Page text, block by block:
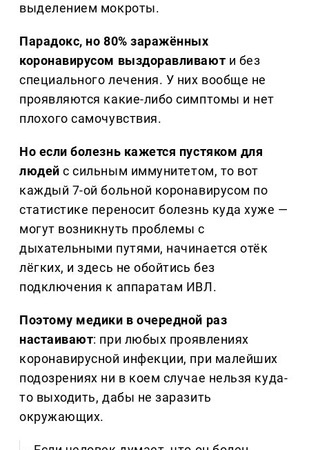
выделением мокроты.
Парадокс, но 80% заражённых
коронавирусом выздоравливают и без
специального лечения. У них вообще не
проявляются какие-либо симптомы и нет
плохого самочувствия.
Но если болезнь кажется пустяком для
людей с сильным иммунитетом, то вот
каждый 7-ой больной коронавирусом по
статистике переносит болезнь куда хуже —
могут возникнуть проблемы с
дыхательными путями, начинается отёк
лёгких, и здесь не обойтись без
подключения к аппаратам ИВЛ.
Поэтому медики в очередной раз
настаивают: при любых проявлениях
коронавирусной инфекции, при малейших
подозрениях ни в коем случае нельзя куда-
то выходить, дабы не заразить
окружающих.